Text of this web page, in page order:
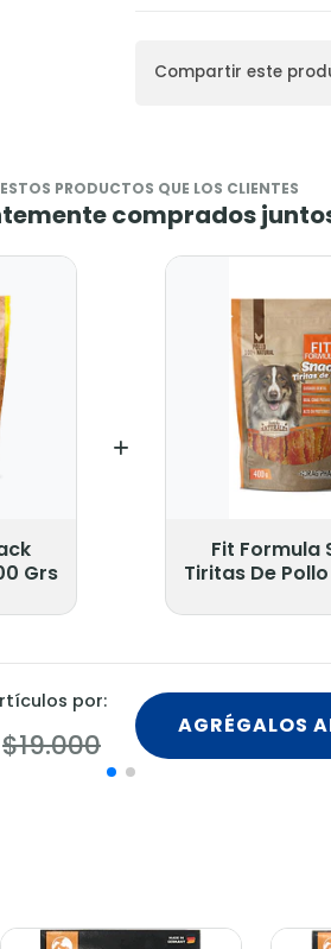
Compartir este
PRODUCTOS QUE LOS CLIENTES
comprados
Grs
Fit Formula
Tiritas De
por:
$19.000
AGRÉGALOS